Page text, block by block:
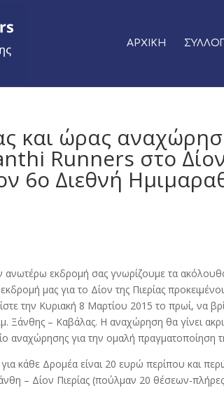
ΑΡΧΙΚΗ
και ώρας
Runners στο Δίον
6ο Διεθνή
ανωτέρω εκδρομή σας γνωρίζουμε τα
μας για το Δίον της Πιερίας
την Κυριακή 8 Μαρτίου 2015 το πρωί, να
Ξάνθης – Καβάλας. Η αναχώρηση θα γίνει
αναχώρησης για την ομαλή πραγματοποίηση
κάθε Δρομέα είναι 20 ευρώ περίπου και
– Δίον Πιερίας (πούλμαν 20 θέσεων-